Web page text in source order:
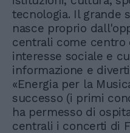
tecnologia. Il grande
nasce proprio
centrali come centro
interesse sociale e
informazione e
«Energia per la
successo (i primi
ha permesso di
centrali i concerti di